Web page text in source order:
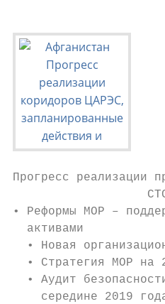
Прогресс реализации
• Реформы МОР –
  активами
• Новая
• Стратегия МОР на
• Аудит
середине 2019